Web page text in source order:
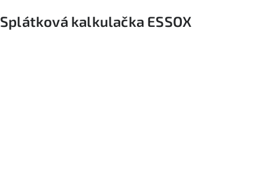
Splátková kalkulačka ESSOX